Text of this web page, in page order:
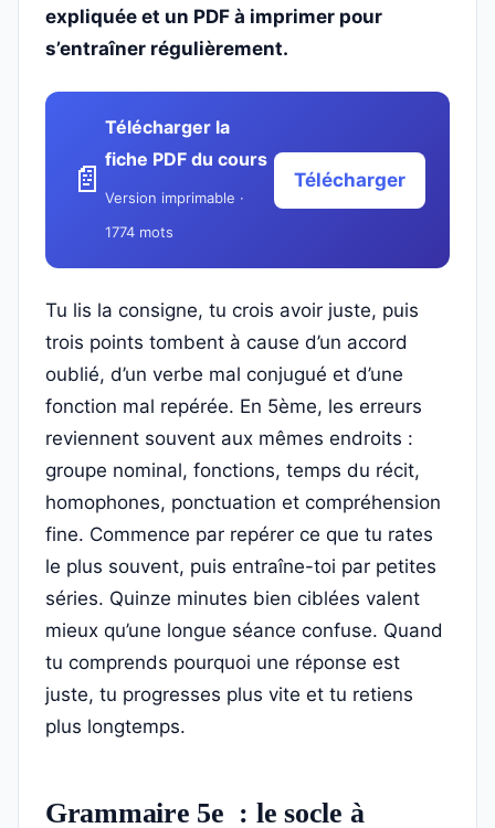
expliquée et un PDF à imprimer pour
s’entraîner régulièrement.
📄
Télécharger la
fiche PDF du cours
Version imprimable ·
1774 mots
Télécharger
Tu lis la consigne, tu crois avoir juste, puis
trois points tombent à cause d’un accord
oublié, d’un verbe mal conjugué et d’une
fonction mal repérée. En 5ème, les erreurs
reviennent souvent aux mêmes endroits :
groupe nominal, fonctions, temps du récit,
homophones, ponctuation et compréhension
fine. Commence par repérer ce que tu rates
le plus souvent, puis entraîne-toi par petites
séries. Quinze minutes bien ciblées valent
mieux qu’une longue séance confuse. Quand
tu comprends pourquoi une réponse est
juste, tu progresses plus vite et tu retiens
plus longtemps.
Grammaire 5e : le socle à